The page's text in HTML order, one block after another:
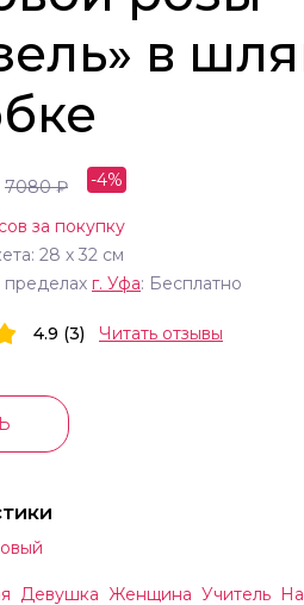
в
7080₽ -4%
за покупку
28 х 32 см
пределах г. Уфа: Бесплатно
4.9 (3) Читать отзывы
Девушка Женщина Учитель